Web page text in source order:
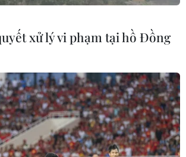
2 triệu đồng?
cường truy quét IS,
nghi phạm
xử lý vi phạm tại hồ Đồng